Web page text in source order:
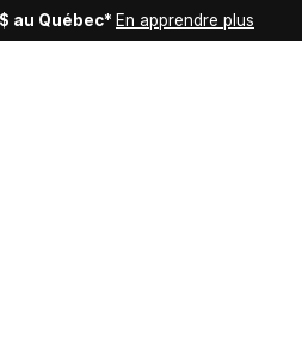
au Québec* En apprendre plus